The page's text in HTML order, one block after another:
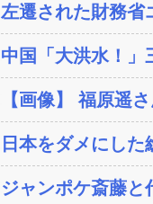
左遷された財務省
中国「大洪水！」
【画像】 福原遥
日本をダメにし
ジャンポケ斎藤